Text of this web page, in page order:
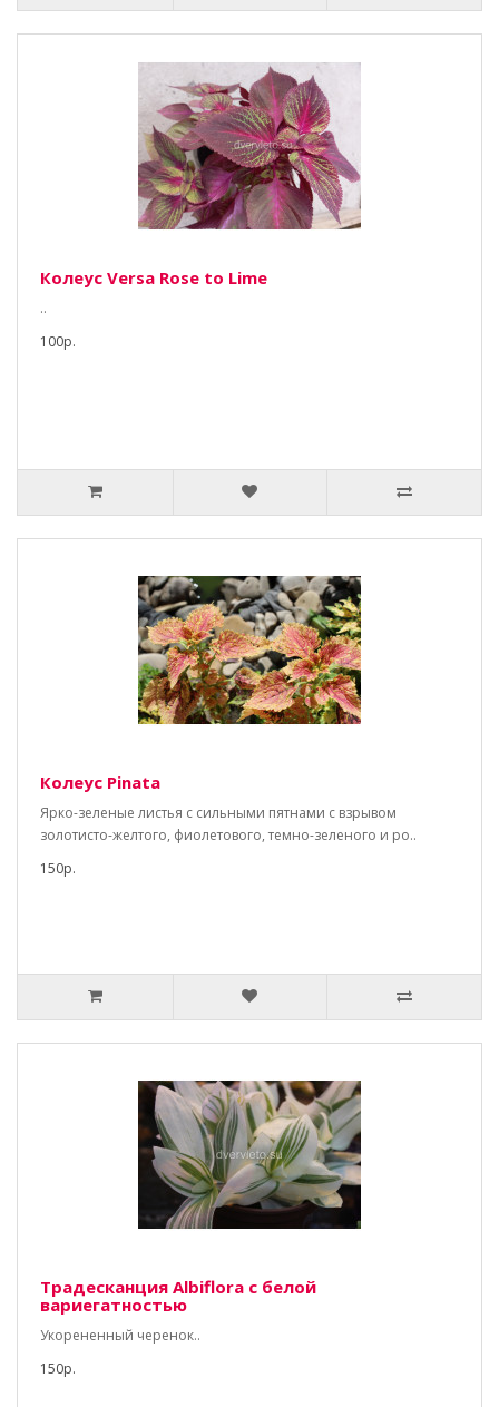
Колеус Versa Rose to Lime
..
100р.
Колеус Pinata
Ярко-зеленые листья с сильными пятнами с взрывом
золотисто-желтого, фиолетового, темно-зеленого и ро..
150р.
Традесканция Albiflora с белой
вариегатностью
Укорененный черенок..
150р.